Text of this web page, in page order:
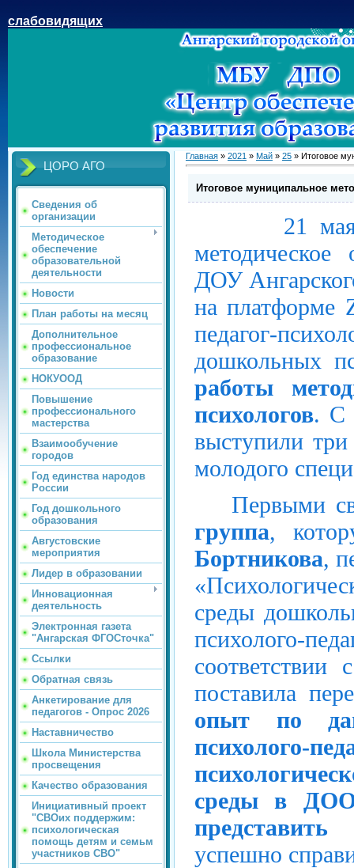
слабовидящих
ЦОРО АГО
Сведения об
организации
Методическое
обеспечение
образовательной
деятельности
Новости
План работы на месяц
Дополнительное
профессиональное
образование
НОКУООД
Повышение
профессионального
мастерства
Взаимообучение
городов
Год единства народов
России
Год дошкольного
образования
Августовские
мероприятия
Лидер в образовании
Инновационная
деятельность
Электронная газета
"Ангарская ФГОСточка"
Ссылки
Обратная связь
Анкетирование для
педагогов - Опрос 2026
Наставничество
Школа Министерства
просвещения
Качество образования
Инициативный проект
"СВОих поддержим:
психологическая
помощь детям и семьм
участников СВО"
Главная » 2021 » Май » 25 » Итоговое
Итоговое муниципальное
21 мая
методическое
ДОУ
на платформе
педагог-
дошкольных
работы
психологов. С
выступили
молодого
Первыми
группа,
Бортникова,
среды
психолого-
поставила
опыт по
психолого-
среды в
успешно